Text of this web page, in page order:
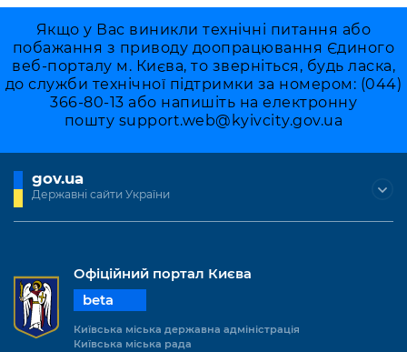
Якщо у Вас виникли технічні питання або
побажання з приводу доопрацювання Єдиного
веб-порталу м. Києва, то зверніться, будь ласка,
до служби технічної підтримки за номером: (044)
366-80-13 або напишіть на електронну
пошту support.web@kyivcity.gov.ua
gov.ua
Державні сайти України
Офіційний портал Києва
beta
Київська міська державна адміністрація
Київська міська рада